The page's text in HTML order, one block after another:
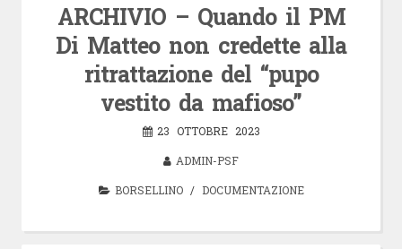
ARCHIVIO – Quando il PM
Di Matteo non credette alla
ritrattazione del “pupo
vestito da mafioso”
23 OTTOBRE 2023
ADMIN-PSF
BORSELLINO/ DOCUMENTAZIONE